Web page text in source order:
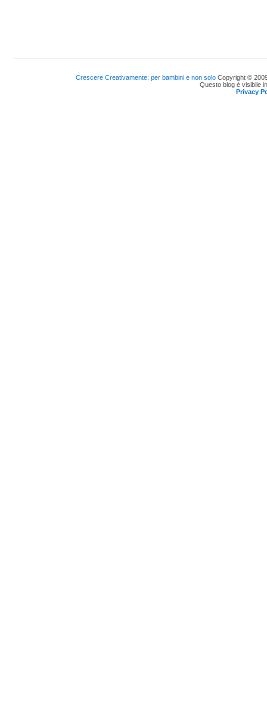
Crescere Creativamente: per bambini e non solo Copyright ©
Questo blog è visibile
Privacy